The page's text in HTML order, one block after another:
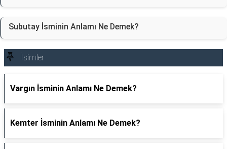
Subutay İsminin Anlamı Ne Demek?
İsimler
Vargın İsminin Anlamı Ne Demek?
Kemter İsminin Anlamı Ne Demek?